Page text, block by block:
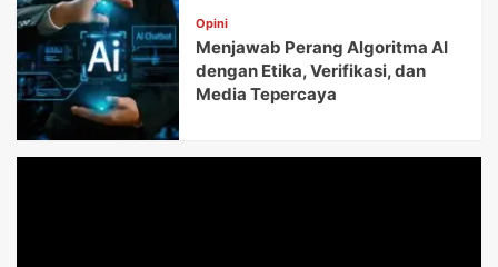
Opini
Menjawab Perang Algoritma AI
dengan Etika, Verifikasi, dan
Media Tepercaya